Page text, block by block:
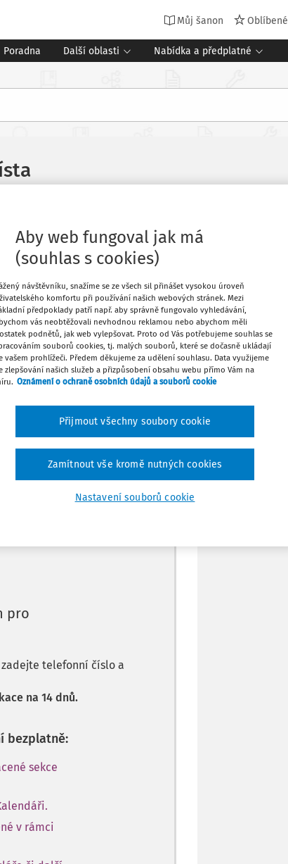
Můj šanon Oblíbené
Poradna Další oblasti Nabídka a předplatné
Po roce byl jmenován na
chce k 31. 1. 2025 vzdát
v žádném pracovním poměru
nekončí. Je možné třeba 1.
volné místo vychovatele,
pro
telefonní číslo a
na 14 dnů.
bezplatně:
sekce
v rámci
Stáhnout
Tisknout
Aby web fungoval jak má
(souhlas s cookies)
návštěvníku, snažíme se ze všech sil přinášet vysokou úroveň
komfortu při používání našich webových stránek. Mezi
předpoklady patří např. aby správně fungovalo vyhledávání,
vás neobtěžovali nevhodnou reklamou nebo abychom měli
podnětů, jak web vylepšovat. Proto od Vás potřebujeme souhlas se
souborů cookies, tj. malých souborů, které se dočasně ukládají
vašem prohlížeči. Předem děkujeme za udělení souhlasu. Data využijeme
zlepšování našich služeb a přizpůsobení obsahu webu přímo Vám na
Oznámení o ochraně osobních údajů a souborů cookie
Nastavení souborů cookie
Zamítnout vše kromě nutných cookies
Přijmout všechny soubory cookie